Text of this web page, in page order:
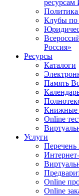
ресурсам
Политика
Клубы по
Россия»
Ресурсы
Каталоги
Память
Книжные
Online
Услуги
Перечень
Online
Online